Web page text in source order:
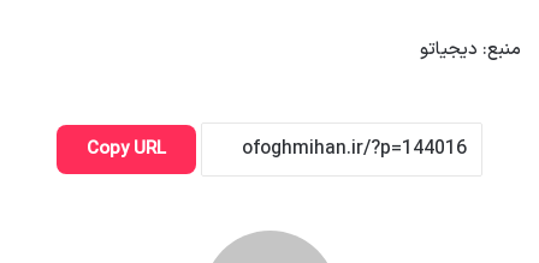
منبع: دیجیاتو
Copy URL